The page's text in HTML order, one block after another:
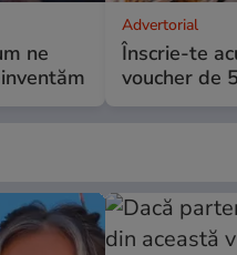
ne
Advertorial
Înscrie-te
voucher de